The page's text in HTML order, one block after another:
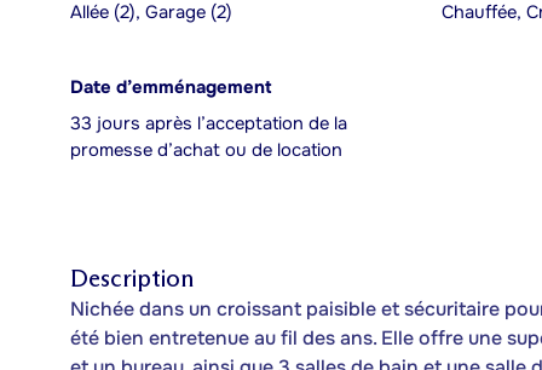
Allée (2), Garage (2)
Chauffée,
Date d’emménagement
33 jours après l’acceptation de la
promesse d’achat ou de location
Description
Nichée dans un croissant paisible et sécuritaire
été bien entretenue au fil des ans. Elle offre une